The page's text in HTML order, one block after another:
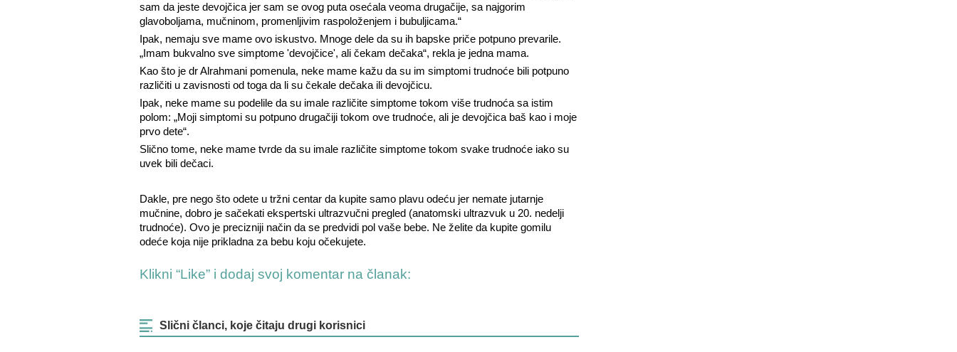
sam da jeste devojčica jer sam se ovog puta osećala veoma drugačije, sa najgorim
glavoboljama, mučninom, promenljivim raspoloženjem i bubuljicama.“
Ipak, nemaju sve mame ovo iskustvo. Mnoge dele da su ih bapske priče potpuno prevarile.
„Imam bukvalno sve simptome 'devojčice', ali čekam dečaka“, rekla je jedna mama.
Kao što je dr Alrahmani pomenula, neke mame kažu da su im simptomi trudnoće bili potpuno
različiti u zavisnosti od toga da li su čekale dečaka ili devojčicu.
Ipak, neke mame su podelile da su imale različite simptome tokom više trudnoća sa istim
polom: „Moji simptomi su potpuno drugačiji tokom ove trudnoće, ali je devojčica baš kao i moje
prvo dete“.
Slično tome, neke mame tvrde da su imale različite simptome tokom svake trudnoće iako su
uvek bili dečaci.
Dakle, pre nego što odete u tržni centar da kupite samo plavu odeću jer nemate jutarnje
mučnine, dobro je sačekati ekspertski ultrazvučni pregled (anatomski ultrazvuk u 20. nedelji
trudnoće). Ovo je precizniji način da se predvidi pol vaše bebe. Ne želite da kupite gomilu
odeće koja nije prikladna za bebu koju očekujete.
Klikni “Like” i dodaj svoj komentar na članak:
Slični članci, koje čitaju drugi korisnici